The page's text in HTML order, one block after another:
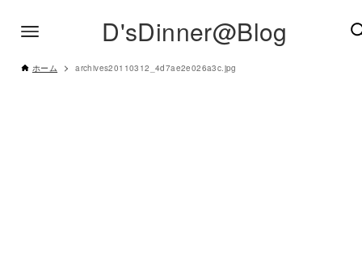
D'sDinner@Blog
ホーム archives20110312_4d7ae2e026a3c.jpg